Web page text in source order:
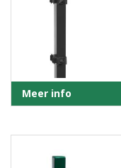
Meer info